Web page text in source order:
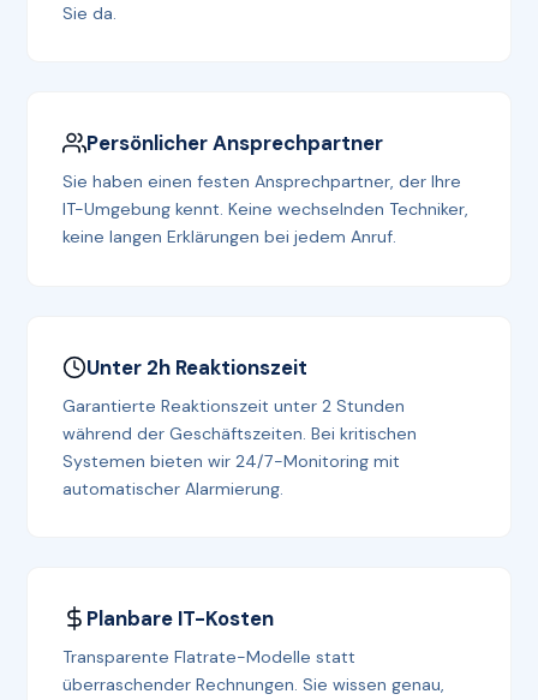
Sie da.
Persönlicher Ansprechpartner
Sie haben einen festen Ansprechpartner, der Ihre
IT-Umgebung kennt. Keine wechselnden Techniker,
keine langen Erklärungen bei jedem Anruf.
Unter 2h Reaktionszeit
Garantierte Reaktionszeit unter 2 Stunden
während der Geschäftszeiten. Bei kritischen
Systemen bieten wir 24/7-Monitoring mit
automatischer Alarmierung.
Planbare IT-Kosten
Transparente Flatrate-Modelle statt
überraschender Rechnungen. Sie wissen genau,